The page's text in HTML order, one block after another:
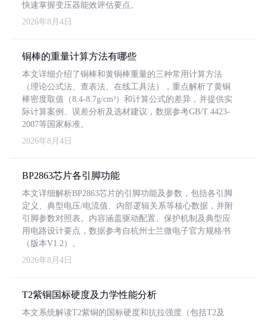
快速掌握变压器能效评估要点。
2026年8月4日
铜棒的重量计算方法有哪些
本文详细介绍了铜棒和黄铜棒重量的三种常用计算方法
（理论公式法、查表法、在线工具法），重点解析了黄铜
棒密度取值（8.4-8.7g/cm³）和计算公式的差异，并提供实
际计算案例、误差分析及选材建议，数据参考GB/T 4423-
2007等国家标准。
2026年8月4日
BP2863芯片各引脚功能
本文详细解析BP2863芯片的引脚功能及参数，包括各引脚
定义、典型电压/电流值、内部逻辑关系等核心数据，并附
引脚参数对照表。内容涵盖驱动配置、保护机制及典型应
用电路设计要点，数据参考自杭州士兰微电子官方规格书
（版本V1.2）。
2026年8月4日
T2紫铜国标硬度及力学性能分析
本文系统解读T2紫铜的国标硬度和抗拉强度（包括T2及